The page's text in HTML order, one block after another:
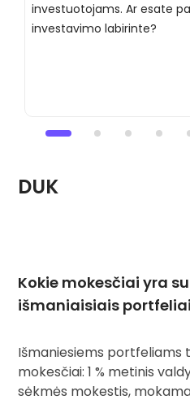
investuotojams. Ar esate
investavimo labirinte?
DUK
Kokie mokesčiai yra
išmaniaisiais
Išmaniesiems portfeliams
mokesčiai: 1 % metinis
sėkmės mokestis,